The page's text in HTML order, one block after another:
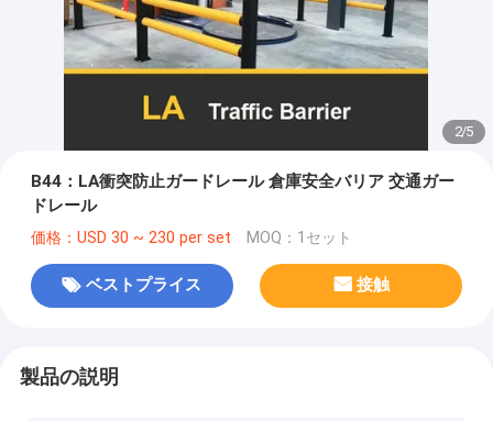
2/5
B44：LA衝突防止ガードレール 倉庫安全バリア 交通ガー
ドレール
価格：USD 30 ~ 230 per set MOQ：1セット
ベストプライス 接触
製品の説明